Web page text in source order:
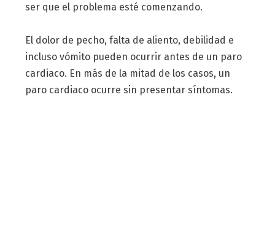
ser que el problema esté comenzando.
El dolor de pecho, falta de aliento, debilidad e
incluso vómito pueden ocurrir antes de un paro
cardiaco. En más de la mitad de los casos, un
paro cardiaco ocurre sin presentar síntomas.